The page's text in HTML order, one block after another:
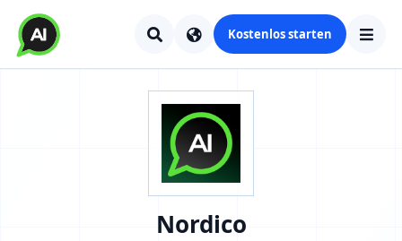
Kostenlos starten
Nordico